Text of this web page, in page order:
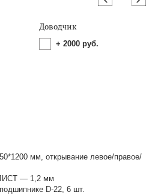
Доводчик
+ 2000 руб.
мм, открывание левое/правое/
— 1,2 мм
D-22, 6 шт.